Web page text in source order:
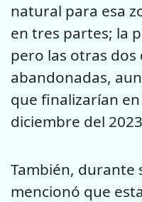
natural para esa
en tres partes; la
pero las otras
abandonadas,
que finalizarían
diciembre del
También, durante
mencionó que